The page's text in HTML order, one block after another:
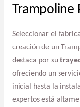
Trampoline
Seleccionar el
creación de un
destaca por su
ofreciendo un
inicial hasta la
expertos está